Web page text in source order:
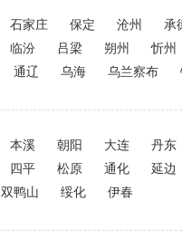
石家庄 保定 沧州
承
临汾 吕梁 朔州
忻州
通辽 乌海 乌兰察布
本溪 朝阳 大连
丹东
四平 松原 通化
延边
双鸭山 绥化 伊春